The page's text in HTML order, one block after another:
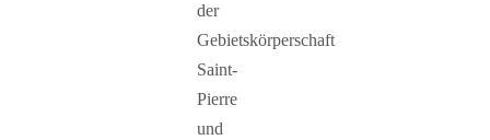
der
Gebietskörperschaft
Saint-
Pierre
und